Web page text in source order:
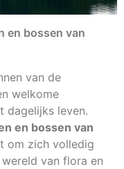
en bossen van
van de
welkome
dagelijks leven.
en bossen van
om zich volledig
van flora en